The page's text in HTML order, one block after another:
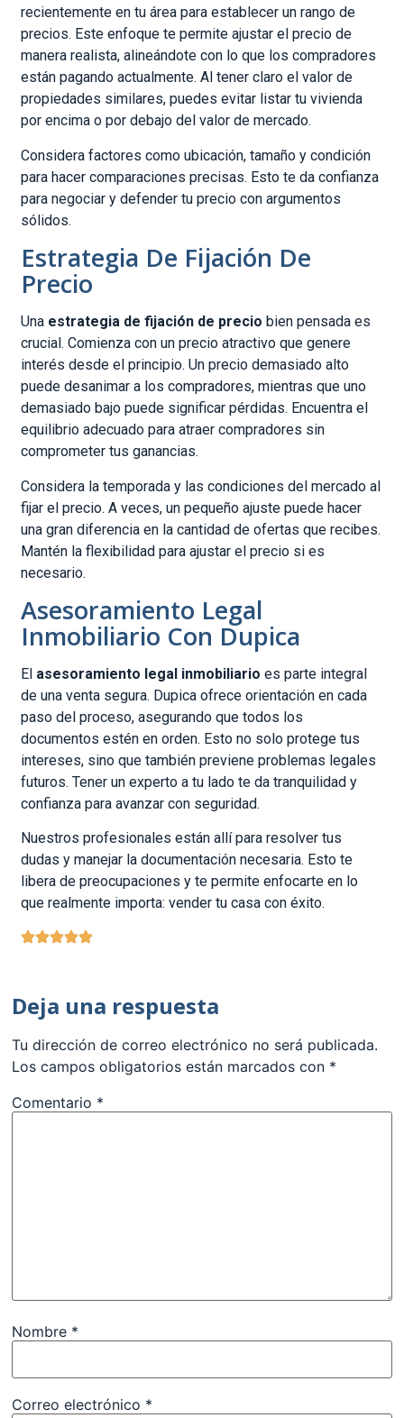
recientemente en tu área para establecer un rango de
precios. Este enfoque te permite ajustar el precio de
manera realista, alineándote con lo que los compradores
están pagando actualmente. Al tener claro el valor de
propiedades similares, puedes evitar listar tu vivienda
por encima o por debajo del valor de mercado.
Considera factores como ubicación, tamaño y condición
para hacer comparaciones precisas. Esto te da confianza
para negociar y defender tu precio con argumentos
sólidos.
Estrategia De Fijación De
Precio
Una estrategia de fijación de precio bien pensada es
crucial. Comienza con un precio atractivo que genere
interés desde el principio. Un precio demasiado alto
puede desanimar a los compradores, mientras que uno
demasiado bajo puede significar pérdidas. Encuentra el
equilibrio adecuado para atraer compradores sin
comprometer tus ganancias.
Considera la temporada y las condiciones del mercado al
fijar el precio. A veces, un pequeño ajuste puede hacer
una gran diferencia en la cantidad de ofertas que recibes.
Mantén la flexibilidad para ajustar el precio si es
necesario.
Asesoramiento Legal
Inmobiliario Con Dupica
El asesoramiento legal inmobiliario es parte integral
de una venta segura. Dupica ofrece orientación en cada
paso del proceso, asegurando que todos los
documentos estén en orden. Esto no solo protege tus
intereses, sino que también previene problemas legales
futuros. Tener un experto a tu lado te da tranquilidad y
confianza para avanzar con seguridad.
Nuestros profesionales están allí para resolver tus
dudas y manejar la documentación necesaria. Esto te
libera de preocupaciones y te permite enfocarte en lo
que realmente importa: vender tu casa con éxito.
Deja una respuesta
Tu dirección de correo electrónico no será publicada.
Los campos obligatorios están marcados con *
Comentario *
Nombre *
Correo electrónico *